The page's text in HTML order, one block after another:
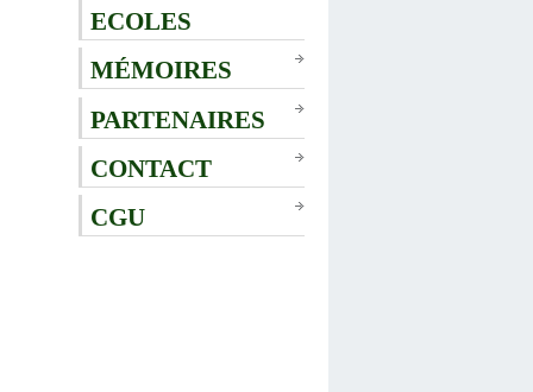
ECOLES
MÉMOIRES
PARTENAIRES
CONTACT
CGU